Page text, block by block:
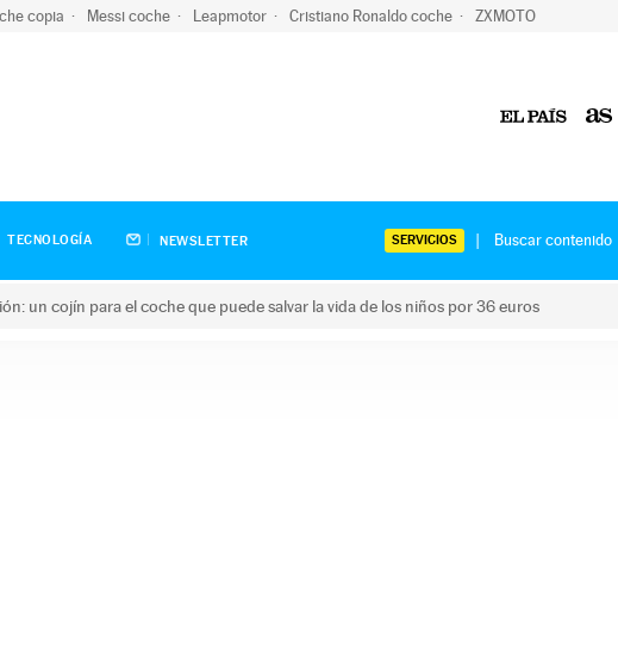
copia Messi coche Leapmotor Cristiano Ronaldo coche ZXMOTO
TECNOLOGÍA NEWSLETTER SERVICIOS
un cojín para el coche que puede salvar la vida de los niños por 36 euros